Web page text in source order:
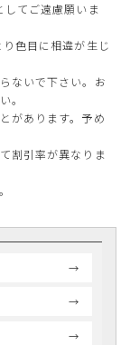
してご遠慮願いま
色目に相違が生じ
ないで下さい。お
。
があります。予め
割引率が異なりま